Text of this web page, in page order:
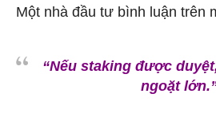
Một nhà đầu tư bình luận trên
“Nếu staking được
ngoặt